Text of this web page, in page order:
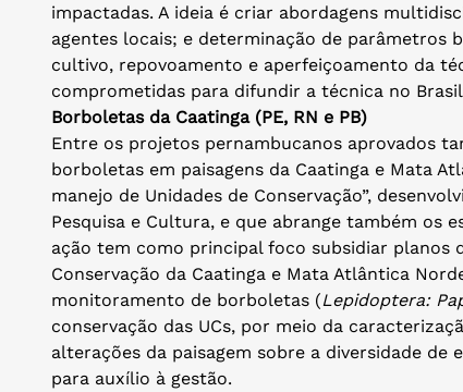
impactadas. A ideia é criar abordagens
agentes locais; e determinação de parâmetros
cultivo, repovoamento e aperfeiçoamento da
comprometidas para difundir a técnica no
Borboletas da Caatinga (PE, RN e PB)
Entre os projetos pernambucanos aprovados
borboletas em paisagens da Caatinga e Mata
manejo de Unidades de Conservação”,
Pesquisa e Cultura, e que abrange também os
ação tem como principal foco subsidiar planos
Conservação da Caatinga e Mata Atlântica
monitoramento de borboletas (Lepidoptera:
conservação das UCs, por meio da
alterações da paisagem sobre a diversidade de
para auxílio à gestão.